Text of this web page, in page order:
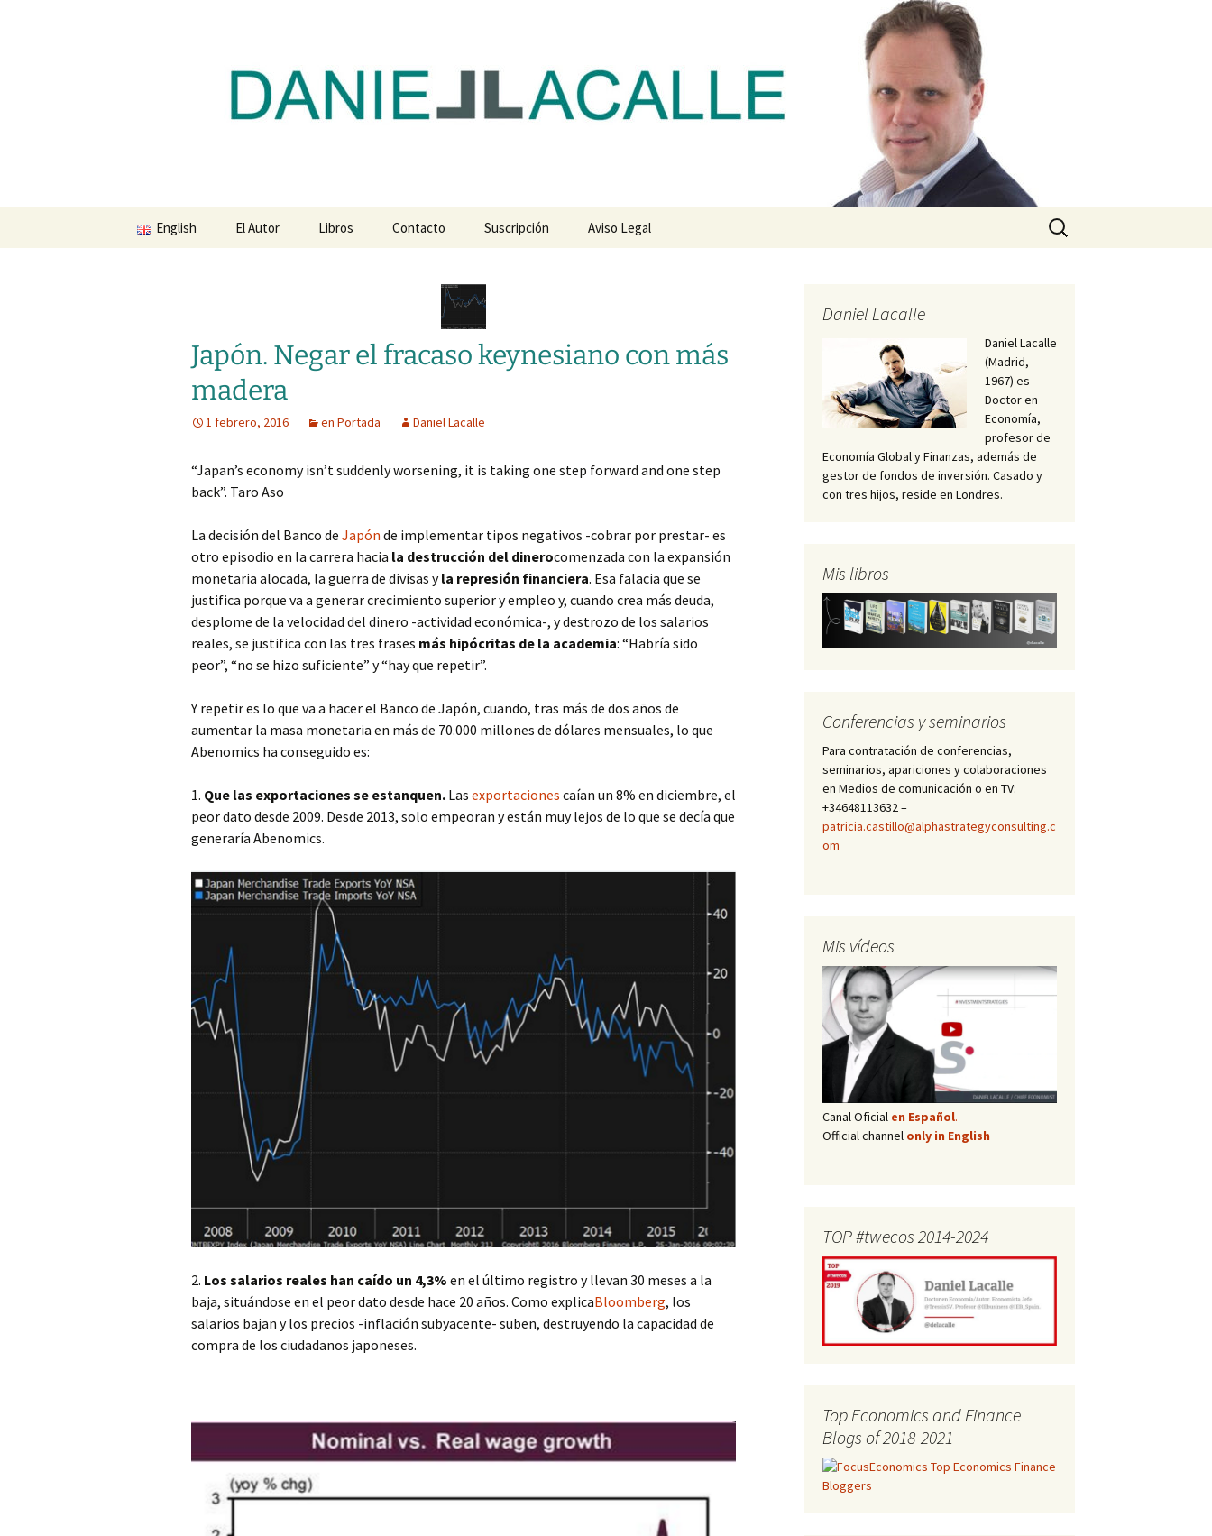
dlacalle.com
English El Autor Libros Contacto Suscripción Aviso Legal
Buscar:
Japón. Negar el fracaso keynesiano con más
madera
1 febrero, 2016 en Portada Daniel Lacalle
“Japan’s economy isn’t suddenly worsening, it is taking one step forward and one step
back”. Taro Aso
La decisión del Banco de Japón de implementar tipos negativos -cobrar por prestar- es
otro episodio en la carrera hacia la destrucción del dinerocomenzada con la expansión
monetaria alocada, la guerra de divisas yla represión financiera. Esa falacia que se
justifica porque va a generar crecimiento superior y empleo y, cuando crea más deuda,
desplome de la velocidad del dinero -actividad económica-, y destrozo de los salarios
reales, se justifica con las tres frases más hipócritas de la academia: “Habría sido
peor”, “no se hizo suficiente” y “hay que repetir”.
Y repetir es lo que va a hacer el Banco de Japón, cuando, tras más de dos años de
aumentar la masa monetaria en más de 70.000 millones de dólares mensuales, lo que
Abenomics ha conseguido es:
1. Que las exportaciones se estanquen. Las exportaciones caían un 8% en diciembre, el
peor dato desde 2009. Desde 2013, solo empeoran y están muy lejos de lo que se decía que
generaría Abenomics.
2. Los salarios reales han caído un 4,3% en el último registro y llevan 30 meses a la
baja, situándose en el peor dato desde hace 20 años. Como explicaBloomberg, los
salarios bajan y los precios -inflación subyacente- suben, destruyendo la capacidad de
compra de los ciudadanos japoneses.
Daniel Lacalle
Daniel Lacalle
(Madrid,
1967) es
Doctor en
Economía,
profesor de
Economía Global y Finanzas, además de
gestor de fondos de inversión. Casado y
con tres hijos, reside en Londres.
Mis libros
Conferencias y seminarios
Para contratación de conferencias,
seminarios, apariciones y colaboraciones
en Medios de comunicación o en TV:
+34648113632 –
patricia.castillo@alphastrategyconsulting.c
om
Mis vídeos
Canal Oficial en Español.
Official channel only in English
TOP #twecos 2014-2024
Top Economics and Finance
Blogs of 2018-2021